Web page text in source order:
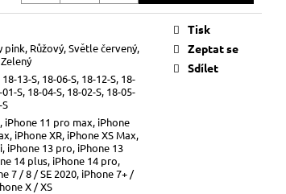
pink, Růžový, Světle červený,
13-S, 18-06-S, 18-12-S, 18-
S, 18-04-S, 18-02-S, 18-05-
iPhone 11 pro max, iPhone
iPhone XR, iPhone XS Max,
iPhone 13 pro, iPhone 13
14 plus, iPhone 14 pro,
7 / 8 / SE 2020, iPhone 7+ /
X / XS
Tisk
Zeptat se
Sdílet